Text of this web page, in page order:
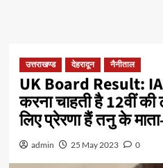
उत्तराखण्ड देहरादून नैनीताल
UK Board Result:
करना चाहती है 12वीं
लिए प्रेरणा हैं तनु के
admin 25 May 2023 0